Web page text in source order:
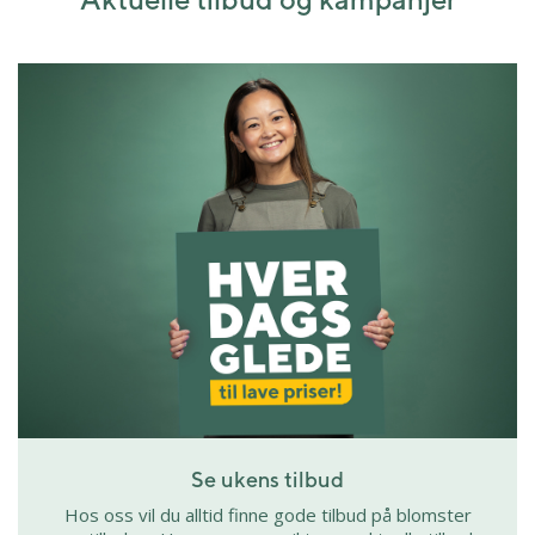
Se ukens tilbud
Hos oss vil du alltid finne gode tilbud på blomster